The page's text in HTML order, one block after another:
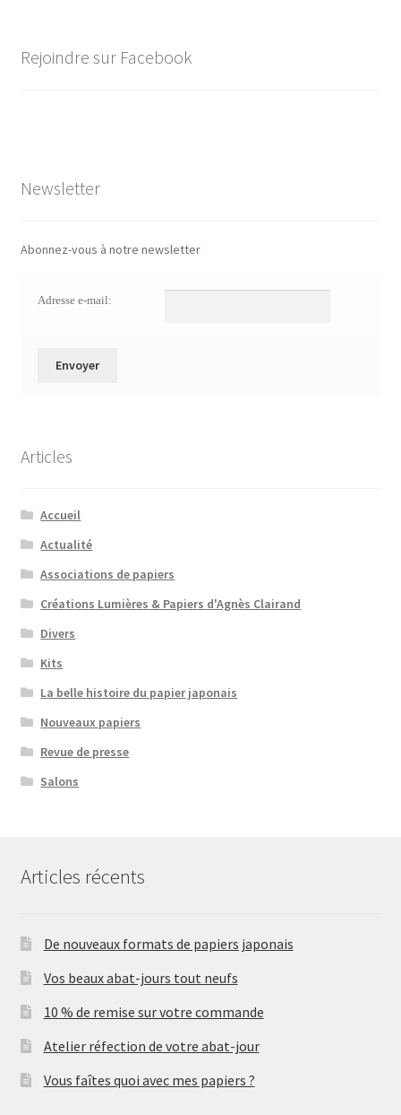
Rejoindre sur Facebook
Newsletter
Abonnez-vous à notre newsletter
Adresse e-mail:
Articles
Accueil
Actualité
Associations de papiers
Créations Lumières & Papiers d'Agnès Clairand
Divers
Kits
La belle histoire du papier japonais
Nouveaux papiers
Revue de presse
Salons
Articles récents
De nouveaux formats de papiers japonais
Vos beaux abat-jours tout neufs
10 % de remise sur votre commande
Atelier réfection de votre abat-jour
Vous faîtes quoi avec mes papiers ?